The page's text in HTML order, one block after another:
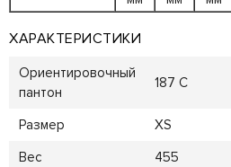
ХАРАКТЕРИСТИКИ
Ориентировочный
пантон
187 C
Размер
XS
Вес
455